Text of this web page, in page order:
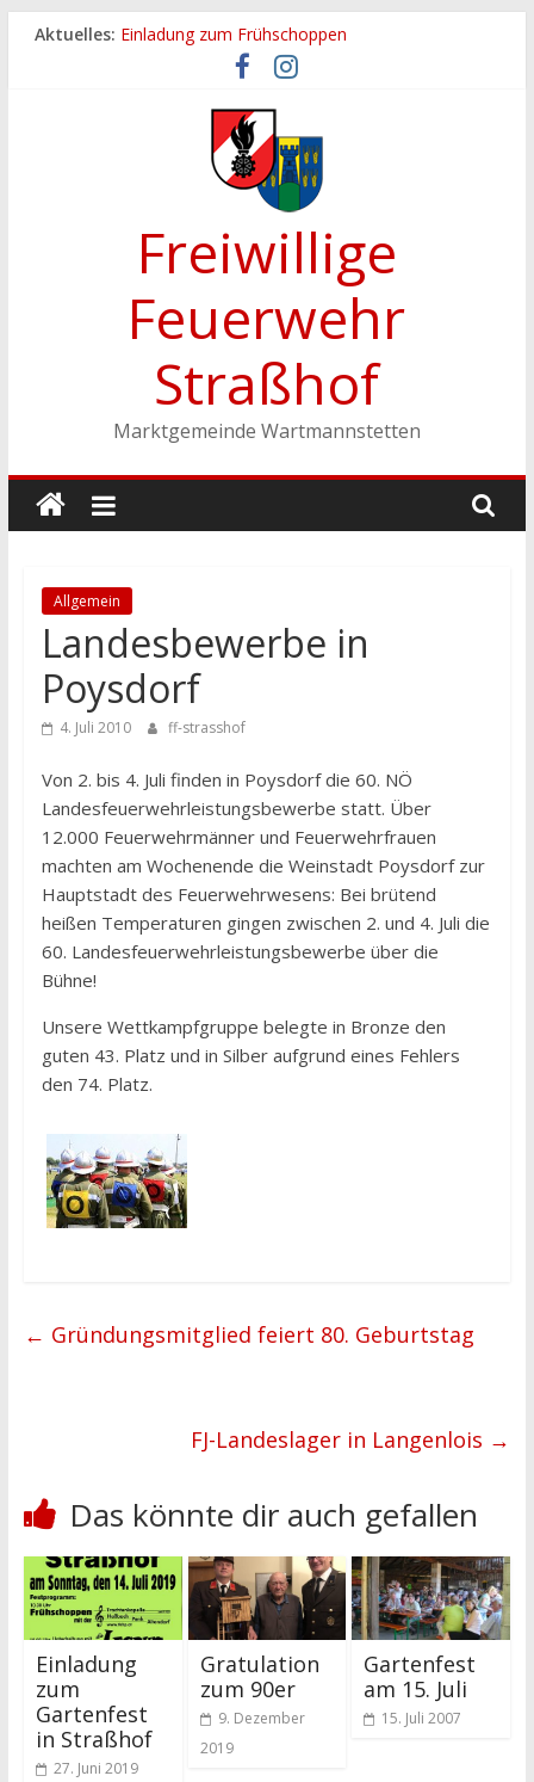
ZumAktuelles: Einladung zum Frühschoppen
Dichtheitsprobe der Löschleitungen
Fronleichnamsprozession
Feuerwehrfest 2026
Ferienspiel der Marktgemeinde Wartmannstetten
Freiwillige
Feuerwehr
Straßhof
Marktgemeinde Wartmannstetten
Allgemein
Landesbewerbe in
Poysdorf
4. Juli 2010 ff-strasshof
Von 2. bis 4. Juli finden in Poysdorf die 60. NÖ
Landesfeuerwehrleistungsbewerbe statt. Über
12.000 Feuerwehrmänner und Feuerwehrfrauen
machten am Wochenende die Weinstadt Poysdorf zur
Hauptstadt des Feuerwehrwesens: Bei brütend
heißen Temperaturen gingen zwischen 2. und 4. Juli die
60. Landesfeuerwehrleistungsbewerbe über die
Bühne!
Unsere Wettkampfgruppe belegte in Bronze den
guten 43. Platz und in Silber aufgrund eines Fehlers
den 74. Platz.
← Gründungsmitglied feiert 80. Geburtstag
FJ-Landeslager in Langenlois →
Das könnte dir auch gefallen
Einladung
zum
Gartenfest
in Straßhof
27. Juni 2019
Gratulation
zum 90er
9. Dezember
2019
Gartenfest
am 15. Juli
15. Juli 2007